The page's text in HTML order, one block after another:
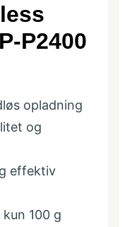
P2400
opladning
og
effektiv
100 g